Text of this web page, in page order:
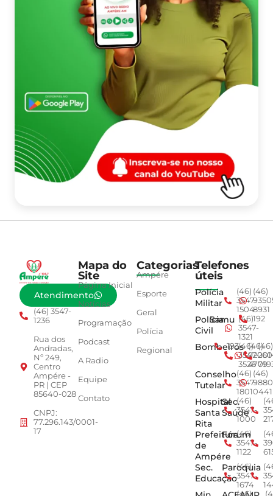
Atendimento
(46) 3547-
1236
Rua dos
Andradas,
Nº 249,
Centro
Ampére -
PR | CEP
85640-028
CNPJ:
77.296.143/0001-
17
Mapa do
Site
Página Inicial
Notícias
Programação
Podcast
A Radio
Equipe
Contato
Categorias
Ampére
Esporte
Geral
Polícia
Regional
Telefones
úteis
Polícia
Militar
(46)
3547-
1504
(46)
8931
Polícia
Civil
Samu (46)
3547-
1321
192
Bombeiros
193(46)
3547-
3528
(46)
4779
(46)
Conselho
Tutelar
(46)
3547-
1801
(46)
0441
Hospital
Santa
Rita
Sec.
Saúde
(46)
3547-
1000
Prefeitura
de
Ampére
Fórum
(46)
3547-
1122
Sec.
Educação
Paroquia
(46)
3547-
1674
(46)